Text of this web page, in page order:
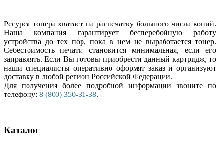
Ресурса тонера хватает на распечатку большого числа копий.
Наша компания гарантирует бесперебойную работу
устройства до тех пор, пока в нем не выработается тонер.
Себестоимость печати становится минимальная, если его
заправлять. Если Вы готовы приобрести данный картридж, то
наши специалисты оперативно оформят заказ и организуют
доставку в любой регион Российской Федерации.
Для получения более подробной информации звоните по
телефону: 8 (800) 350-31-38.
Каталог